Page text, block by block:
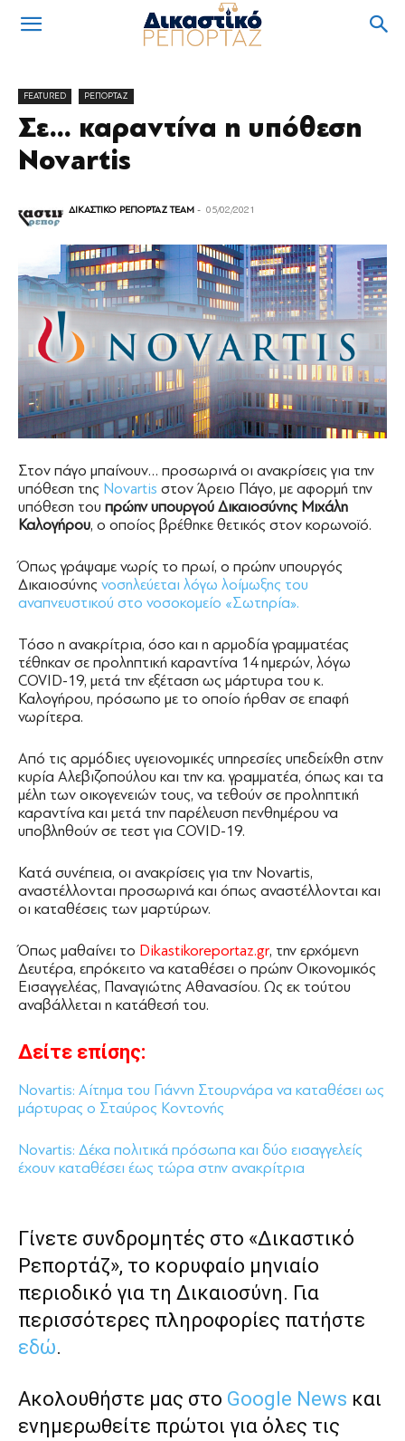
FEATURED ΡΕΠΟΡΤΑΖ
Σε… καραντίνα η υπόθεση
Novartis
ΔΙΚΑΣΤΙΚΟ ΡΕΠΟΡΤΑΖ TEAM - 05/02/2021
Στον πάγο μπαίνουν… προσωρινά οι ανακρίσεις για την
υπόθεση της Νοvartis στον Άρειο Πάγο, με αφορμή την
υπόθεση του πρώην υπουργού Δικαιοσύνης Μιχάλη
Καλογήρου, ο οποίος βρέθηκε θετικός στον κορωνοϊό.
Όπως γράψαμε νωρίς το πρωί, ο πρώην υπουργός
Δικαιοσύνης νοσηλεύεται λόγω λοίμωξης του
αναπνευστικού στο νοσοκομείο «Σωτηρία».
Τόσο η ανακρίτρια, όσο και η αρμοδία γραμματέας
τέθηκαν σε προληπτική καραντίνα 14 ημερών, λόγω
COVID-19, μετά την εξέταση ως μάρτυρα του κ.
Καλογήρου, πρόσωπο με το οποίο ήρθαν σε επαφή
νωρίτερα.
Από τις αρμόδιες υγειονομικές υπηρεσίες υπεδείχθη στην
κυρία Αλεβιζοπούλου και την κα. γραμματέα, όπως και τα
μέλη των οικογενειών τους, να τεθούν σε προληπτική
καραντίνα και μετά την παρέλευση πενθημέρου να
υποβληθούν σε τεστ για COVID-19.
Κατά συνέπεια, οι ανακρίσεις για την Novartis,
αναστέλλονται προσωρινά και όπως αναστέλλονται και
οι καταθέσεις των μαρτύρων.
Όπως μαθαίνει το Dikastikoreportaz.gr, την ερχόμενη
Δευτέρα, επρόκειτο να καταθέσει ο πρώην Οικονομικός
Εισαγγελέας, Παναγιώτης Αθανασίου. Ως εκ τούτου
αναβάλλεται η κατάθεσή του.
Δείτε επίσης:
Novartis: Αίτημα του Γιάννη Στουρνάρα να καταθέσει ως
μάρτυρας ο Σταύρος Κοντονής
Novartis: Δέκα πολιτικά πρόσωπα και δύο εισαγγελείς
έχουν καταθέσει έως τώρα στην ανακρίτρια
Γίνετε συνδρομητές στο «Δικαστικό
Ρεπορτάζ», το κορυφαίο μηνιαίο
περιοδικό για τη Δικαιοσύνη. Για
περισσότερες πληροφορίες πατήστε
εδώ.
Ακολουθήστε μας στο Google News και
ενημερωθείτε πρώτοι για όλες τις